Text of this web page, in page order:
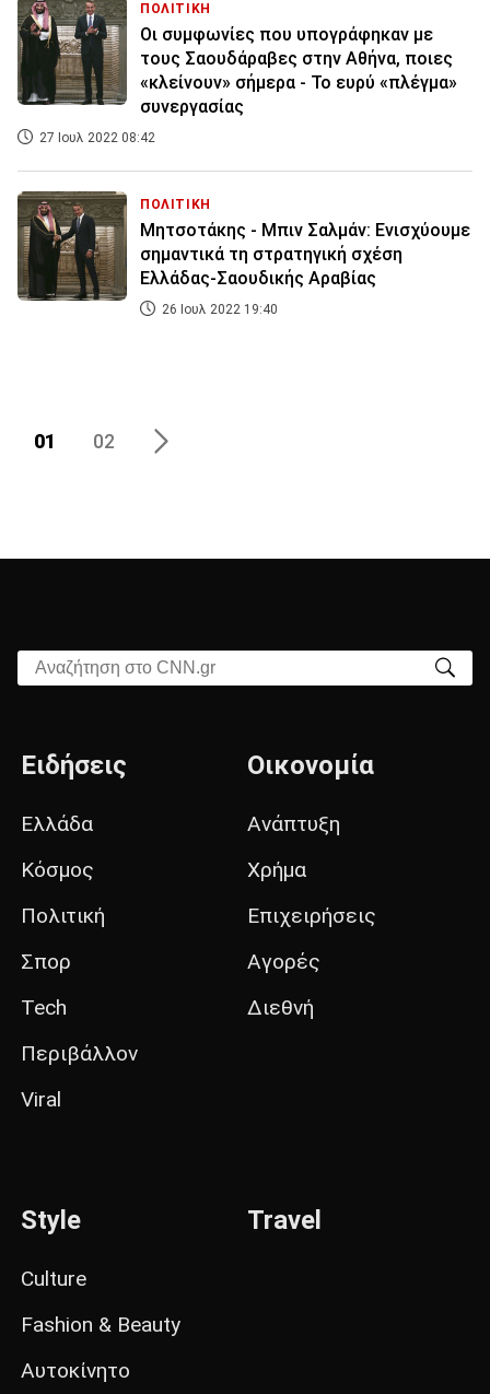
ΠΟΛΙΤΙΚΗ
Οι συμφωνίες που υπογράφηκαν με
τους Σαουδάραβες στην Αθήνα, ποιες
«κλείνουν» σήμερα - Το ευρύ «πλέγμα»
συνεργασίας
27 Ιουλ 2022 08:42
ΠΟΛΙΤΙΚΗ
Μητσοτάκης - Μπιν Σαλμάν: Ενισχύουμε
σημαντικά τη στρατηγική σχέση
Ελλάδας-Σαουδικής Αραβίας
26 Ιουλ 2022 19:40
01 02
Αναζήτηση στο CNN.gr
Ειδήσεις
Ελλάδα
Κόσμος
Πολιτική
Σπορ
Tech
Περιβάλλον
Viral
Οικονομία
Ανάπτυξη
Χρήμα
Επιχειρήσεις
Αγορές
Διεθνή
Style
Culture
Fashion & Beauty
Αυτοκίνητο
Travel